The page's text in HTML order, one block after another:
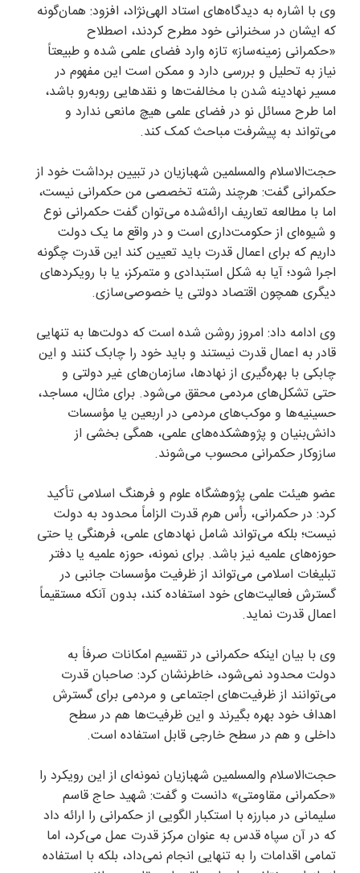
وی با اشاره به دیدگاه‌های استاد الهی‌نژاد، افزود: همان‌گونه
که ایشان در سخنرانی خود مطرح کردند، اصطلاح
«حکمرانی زمینه‌ساز» تازه وارد فضای علمی شده و طبیعتاً
نیاز به تحلیل و بررسی دارد و ممکن است این مفهوم در
مسیر نهادینه شدن با مخالفت‌ها و نقد‌هایی روبه‌رو باشد،
اما طرح مسائل نو در فضای علمی هیچ مانعی ندارد و
می‌تواند به پیشرفت مباحث کمک کند.
حجت‌الاسلام والمسلمین شهبازیان در تبیین برداشت خود از
حکمرانی گفت: هرچند رشته تخصصی من حکمرانی نیست،
اما با مطالعه تعاریف ارائه‌شده می‌توان گفت حکمرانی نوع
و شیوه‌ای از حکومت‌داری است و در واقع ما یک دولت
داریم که برای اعمال قدرت باید تعیین کند این قدرت چگونه
اجرا شود؛ آیا به شکل استبدادی و متمرکز، یا با رویکرد‌های
دیگری همچون اقتصاد دولتی یا خصوصی‌سازی.
وی ادامه داد: امروز روشن شده است که دولت‌ها به تنهایی
قادر به اعمال قدرت نیستند و باید خود را چابک کنند و این
چابکی با بهره‌گیری از نهادها، سازمان‌های غیر دولتی و
حتی تشکل‌های مردمی محقق می‌شود. برای مثال، مساجد،
حسینیه‌ها و موکب‌های مردمی در اربعین یا مؤسسات
دانش‌بنیان و پژوهشکده‌های علمی، همگی بخشی از
سازوکار حکمرانی محسوب می‌شوند.
عضو هیئت علمی پژوهشگاه علوم و فرهنگ اسلامی تأکید
کرد: در حکمرانی، رأس هرم قدرت الزاماً محدود به دولت
نیست؛ بلکه می‌تواند شامل نهاد‌های علمی، فرهنگی یا حتی
حوزه‌های علمیه نیز باشد. برای نمونه، حوزه علمیه یا دفتر
تبلیغات اسلامی می‌تواند از ظرفیت مؤسسات جانبی در
گسترش فعالیت‌های خود استفاده کند، بدون آنکه مستقیماً
اعمال قدرت نماید.
وی با بیان اینکه حکمرانی در تقسیم امکانات صرفاً به
دولت محدود نمی‌شود، خاطرنشان کرد: صاحبان قدرت
می‌توانند از ظرفیت‌های اجتماعی و مردمی برای گسترش
اهداف خود بهره بگیرند و این ظرفیت‌ها هم در سطح
داخلی و هم در سطح خارجی قابل استفاده است.
حجت‌الاسلام والمسلمین شهبازیان نمونه‌ای از این رویکرد را
«حکمرانی مقاومتی» دانست و گفت: شهید حاج قاسم
سلیمانی در مبارزه با استکبار الگویی از حکمرانی را ارائه داد
که در آن سپاه قدس به عنوان مرکز قدرت عمل می‌کرد، اما
تمامی اقدامات را به تنهایی انجام نمی‌داد، بلکه با استفاده